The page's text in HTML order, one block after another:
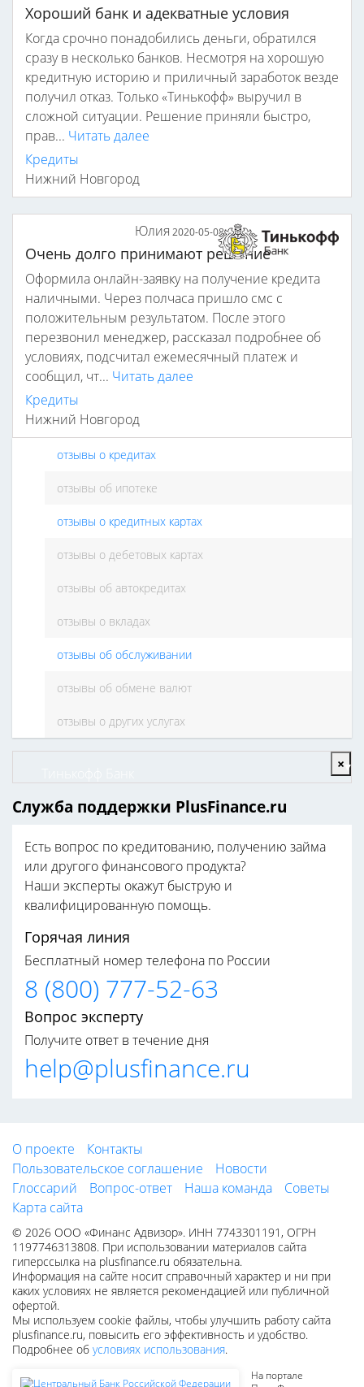
Хороший банк и адекватные условия
Когда срочно понадобились деньги, обратился
сразу в несколько банков. Несмотря на хорошую
кредитную историю и приличный заработок везде
получил отказ. Только «Тинькофф» выручил в
сложной ситуации. Решение приняли быстро,
прав... Читать далее
Кредиты
Нижний Новгород
Юлия 2020-05-08
Очень долго принимают решение
Оформила онлайн-заявку на получение кредита
наличными. Через полчаса пришло смс с
положительным результатом. После этого
перезвонил менеджер, рассказал подробнее об
условиях, подсчитал ежемесячный платеж и
сообщил, чт... Читать далее
Кредиты
Нижний Новгород
отзывы о кредитах
отзывы об ипотеке
отзывы о кредитных картах
отзывы о дебетовых картах
отзывы об автокредитах
отзывы о вкладах
отзывы об обслуживании
отзывы об обмене валют
отзывы о других услугах
×
Служба поддержки PlusFinance.ru
Есть вопрос по кредитованию, получению займа
или другого финансового продукта?
Наши эксперты окажут быструю и
квалифицированную помощь.
Горячая линия
Бесплатный номер телефона по России
8 (800) 777-52-63
Вопрос эксперту
Получите ответ в течение дня
help@plusfinance.ru
О проекте
Контакты
Пользовательское соглашение
Новости
Глоссарий
Вопрос-ответ Наша команда
Советы
Карта сайта
© 2026 ООО «Финанс Адвизор». ИНН 7743301191, ОГРН
1197746313808. При использовании материалов сайта
гиперссылка на plusfinance.ru обязательна.
Информация на сайте носит справочный характер и ни при
каких условиях не является рекомендацией или публичной
офертой.
Мы используем cookie файлы, чтобы улучшить работу сайта
plusfinance.ru, повысить его эффективность и удобство.
Подробнее об условиях использования.
На портале